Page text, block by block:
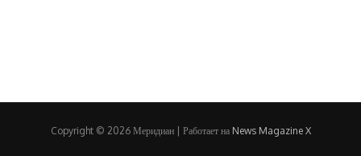
Copyright © 2026 Меридиан | Работает на News Magazine X